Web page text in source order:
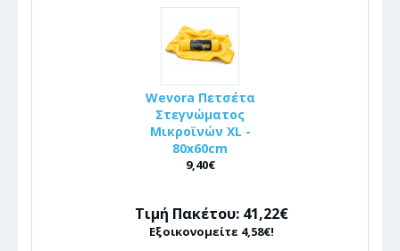
Wevora Πετσέτα
Στεγνώματος
Μικροϊνών XL -
80x60cm
9,40€
Τιμή Πακέτου: 41,22€
Εξοικονομείτε 4,58€!